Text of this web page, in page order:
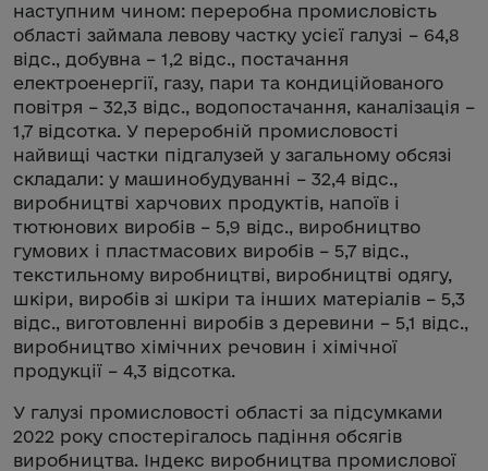
наступним чином: переробна промисловість
області займала левову частку усієї галузі – 64,8
відс., добувна – 1,2 відс., постачання
електроенергії, газу, пари та кондиційованого
повітря – 32,3 відс., водопостачання, каналізація –
1,7 відсотка. У переробній промисловості
найвищі частки підгалузей у загальному обсязі
складали: у машинобудуванні – 32,4 відс.,
виробництві харчових продуктів, напоїв і
тютюнових виробів – 5,9 відс., виробництво
гумових і пластмасових виробів – 5,7 відс.,
текстильному виробництві, виробництві одягу,
шкіри, виробів зі шкіри та інших матеріалів – 5,3
відс., виготовленні виробів з деревини – 5,1 відс.,
виробництво хімічних речовин і хімічної
продукції – 4,3 відсотка.
У галузі промисловості області за підсумками
2022 року спостерігалось падіння обсягів
виробництва. Індекс виробництва промислової